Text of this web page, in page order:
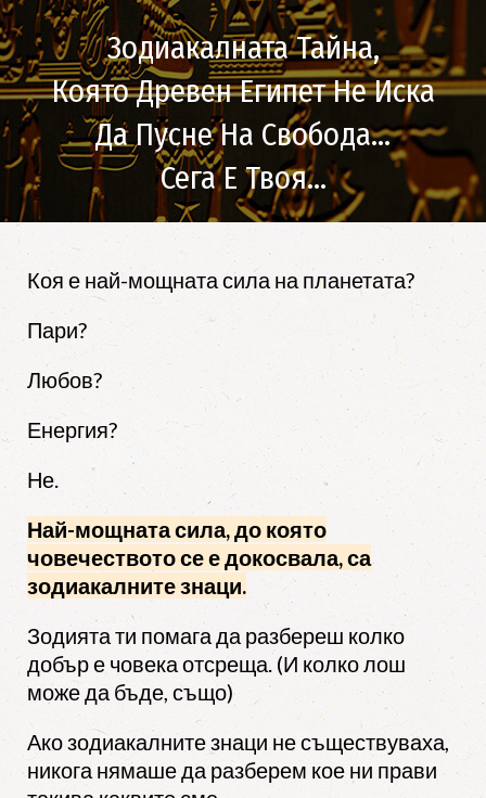
Зодиакалната Тайна,
Която Древен Египет Не Иска
Да Пусне На Свобода…
Сега Е Твоя...
Коя е най-мощната сила на планетата?
Пари?
Любов?
Енергия?
Не.
Най-мощната сила, до която
човечеството се е докосвала, са
зодиакалните знаци.
Зодията ти помага да разбереш колко
добър е човека отсреща. (И колко лош
може да бъде, също)
Ако зодиакалните знаци не съществуваха,
никога нямаше да разберем кое ни прави